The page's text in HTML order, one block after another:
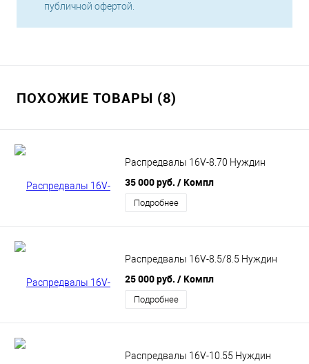
публичной офертой.
ПОХОЖИЕ ТОВАРЫ (8)
Распредвалы 16V-8.70 Нуждин
35 000 руб. / Компл
Подробнее
Распредвалы 16V-8.5/8.5 Нуждин
25 000 руб. / Компл
Подробнее
Распредвалы 16V-10.55 Нуждин